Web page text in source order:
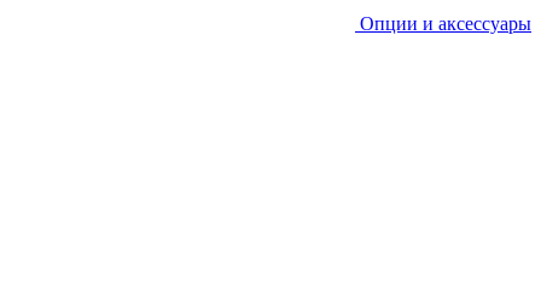
Опции и аксессуары